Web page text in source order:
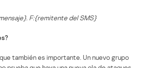
F:{remitente del SMS}
también es importante. Un nuevo grupo